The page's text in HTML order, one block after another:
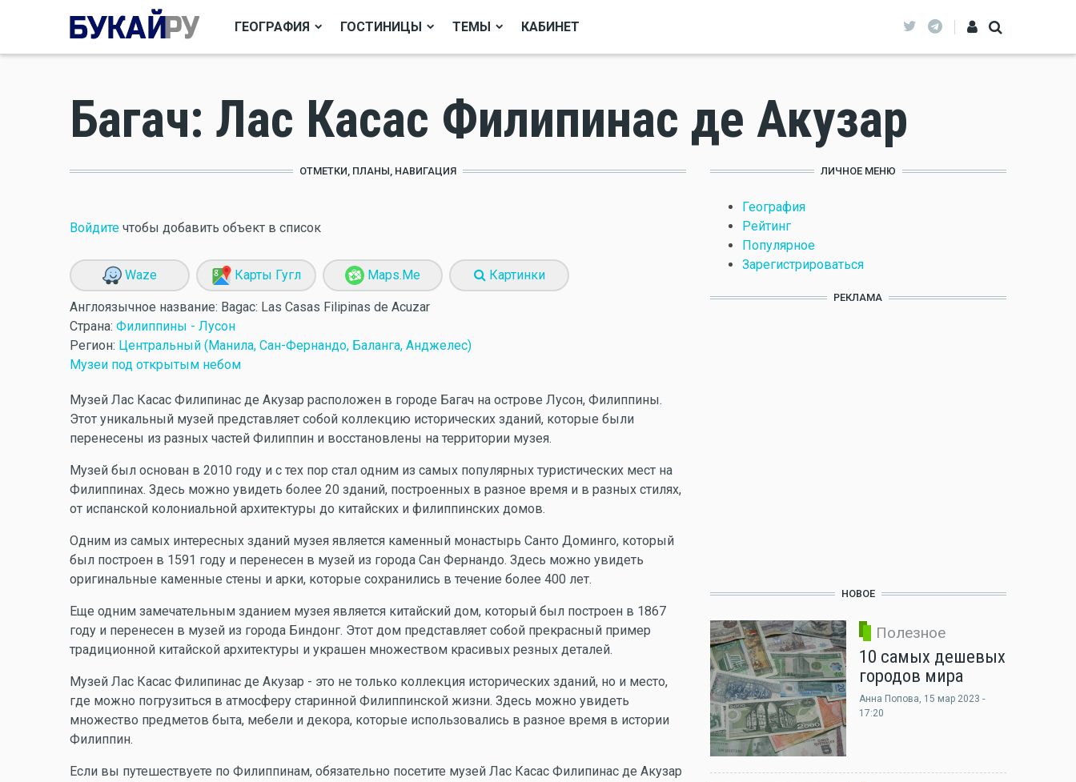
ГЕОГРАФИЯ ГОСТИНИЦЫ ТЕМЫ КАБИНЕТ
Багач: Лас Касас Филипинас де Акузар
ОТМЕТКИ, ПЛАНЫ, НАВИГАЦИЯ
Войдите чтобы добавить объект в список
Waze Карты Гугл Maps.Me Картинки
Англоязычное название: Bagac: Las Casas Filipinas de Acuzar
Страна: Филиппины - Лусон
Регион: Центральный (Манила, Сан-Фернандо, Баланга, Анджелес)
Музеи под открытым небом
Музей Лас Касас Филипинас де Акузар расположен в городе Багач на острове Лусон, Филиппины.
Этот уникальный музей представляет собой коллекцию исторических зданий, которые были
перенесены из разных частей Филиппин и восстановлены на территории музея.
Музей был основан в 2010 году и с тех пор стал одним из самых популярных туристических мест на
Филиппинах. Здесь можно увидеть более 20 зданий, построенных в разное время и в разных стилях,
от испанской колониальной архитектуры до китайских и филиппинских домов.
Одним из самых интересных зданий музея является каменный монастырь Санто Доминго, который
был построен в 1591 году и перенесен в музей из города Сан Фернандо. Здесь можно увидеть
оригинальные каменные стены и арки, которые сохранились в течение более 400 лет.
Еще одним замечательным зданием музея является китайский дом, который был построен в 1867
году и перенесен в музей из города Биндонг. Этот дом представляет собой прекрасный пример
традиционной китайской архитектуры и украшен множеством красивых резных деталей.
Музей Лас Касас Филипинас де Акузар - это не только коллекция исторических зданий, но и место,
где можно погрузиться в атмосферу старинной Филиппинской жизни. Здесь можно увидеть
множество предметов быта, мебели и декора, которые использовались в разное время в истории
Филиппин.
Если вы путешествуете по Филиппинам, обязательно посетите музей Лас Касас Филипинас де Акузар
ЛИЧНОЕ МЕНЮ
География
Рейтинг
Популярное
Зарегистрироваться
РЕКЛАМА
НОВОЕ
Полезное
10 самых дешевых
городов мира
Анна Попова, 15 мар 2023 -
17:20